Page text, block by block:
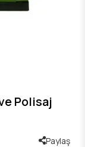
Polisaj
Paylaş